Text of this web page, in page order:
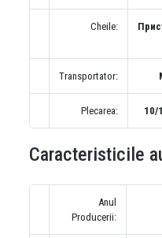
Cheile:
Transportator:
Plecarea: 10/
Caracteristicile
Anul
Producerii: